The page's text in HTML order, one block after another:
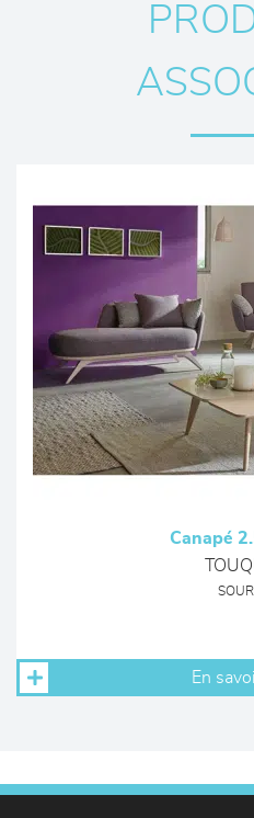
Canapé
En